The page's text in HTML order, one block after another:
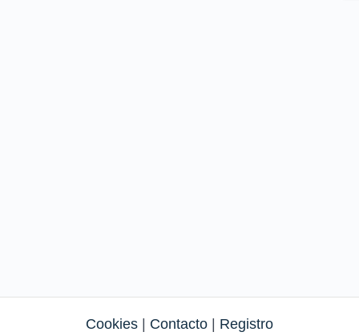
Cookies Contacto Registro